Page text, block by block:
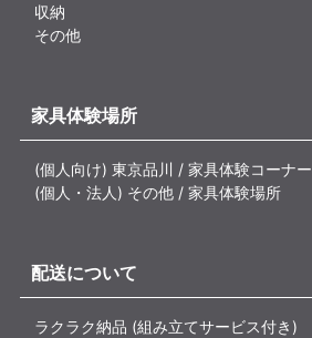
収納
その他
家具体験場所
(個人向け) 東京品川 / 家具体験コーナー
(個人・法人) その他 / 家具体験場所
配送について
ラクラク納品 (組み立てサービス付き)